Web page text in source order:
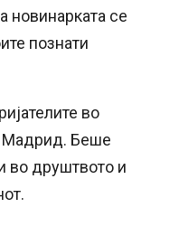
се
познати
во
Мадрид. Беше
во друштвото и